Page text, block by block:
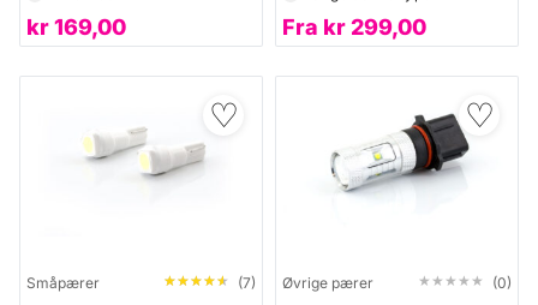
kr169,00 Fra kr299,00
♡
Småpærer ★★★★★
★★★★★ (7)
♡
Øvrige pærer ★★★★★
★★★★★ (0)